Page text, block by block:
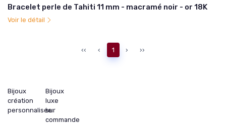
Bracelet perle de Tahiti 11 mm - macramé noir - or 18K
Voir le détail
‹‹ ‹ 1 › ››
Bijoux
création
personnalisée
Bijoux
luxe
sur
commande